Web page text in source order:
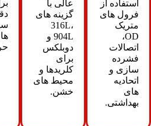
استفاده از
فرول های
متریک
OD،
اتصالات
فشرده
سازی و
اتحادیه
های
بهداشتی.
عالی با
گزینه های
316L،
904L و
دوبلکس
برای
کلریدها و
محیط های
خشن.